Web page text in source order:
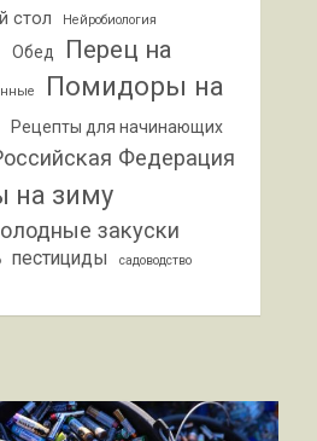
стол Нейробиология
Обед
Перец на
Помидоры на
Рецепты для начинающих
Федерация
на зиму
закуски
пестициды садоводство